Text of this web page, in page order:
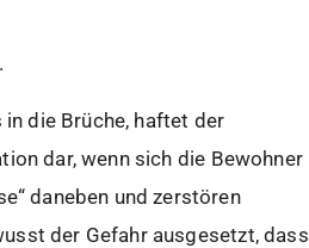
die Brüche, haftet der
dar, wenn sich die Bewohner
daneben und zerstören
der Gefahr ausgesetzt, dass